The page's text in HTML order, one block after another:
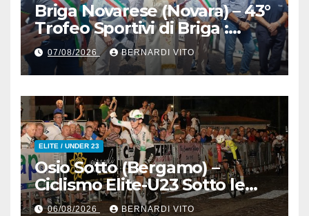
Briga Novarese (Novara) – 43°
Trofeo Sportivi di Briga :
Nicolò Arrighetti è ancora lui
il Re del Muro di San
Colombano
07/08/2026 BERNARDI VITO
ELITE / UNDER 23
Osio Sotto (Bergamo) –
Ciclismo Elite-U23 Sotto le
Stelle : Kevin Bertoncelli (SC
06/08/2026 BERNARDI VITO